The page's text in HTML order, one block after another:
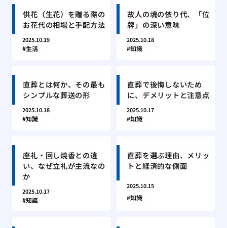
供花（生花）を贈る際の
お花代の相場と手配方法
2025.10.19
生活
故人の魂の依り代、「位
牌」の深い意味
2025.10.18
知識
直葬とは何か、その最も
シンプルな葬送の形
2025.10.18
知識
直葬で後悔しないため
に、デメリットと注意点
2025.10.17
知識
座礼・回し焼香との違
い、なぜ立礼が主流なの
か
2025.10.17
知識
直葬を選ぶ理由、メリッ
トと経済的な側面
2025.10.15
知識